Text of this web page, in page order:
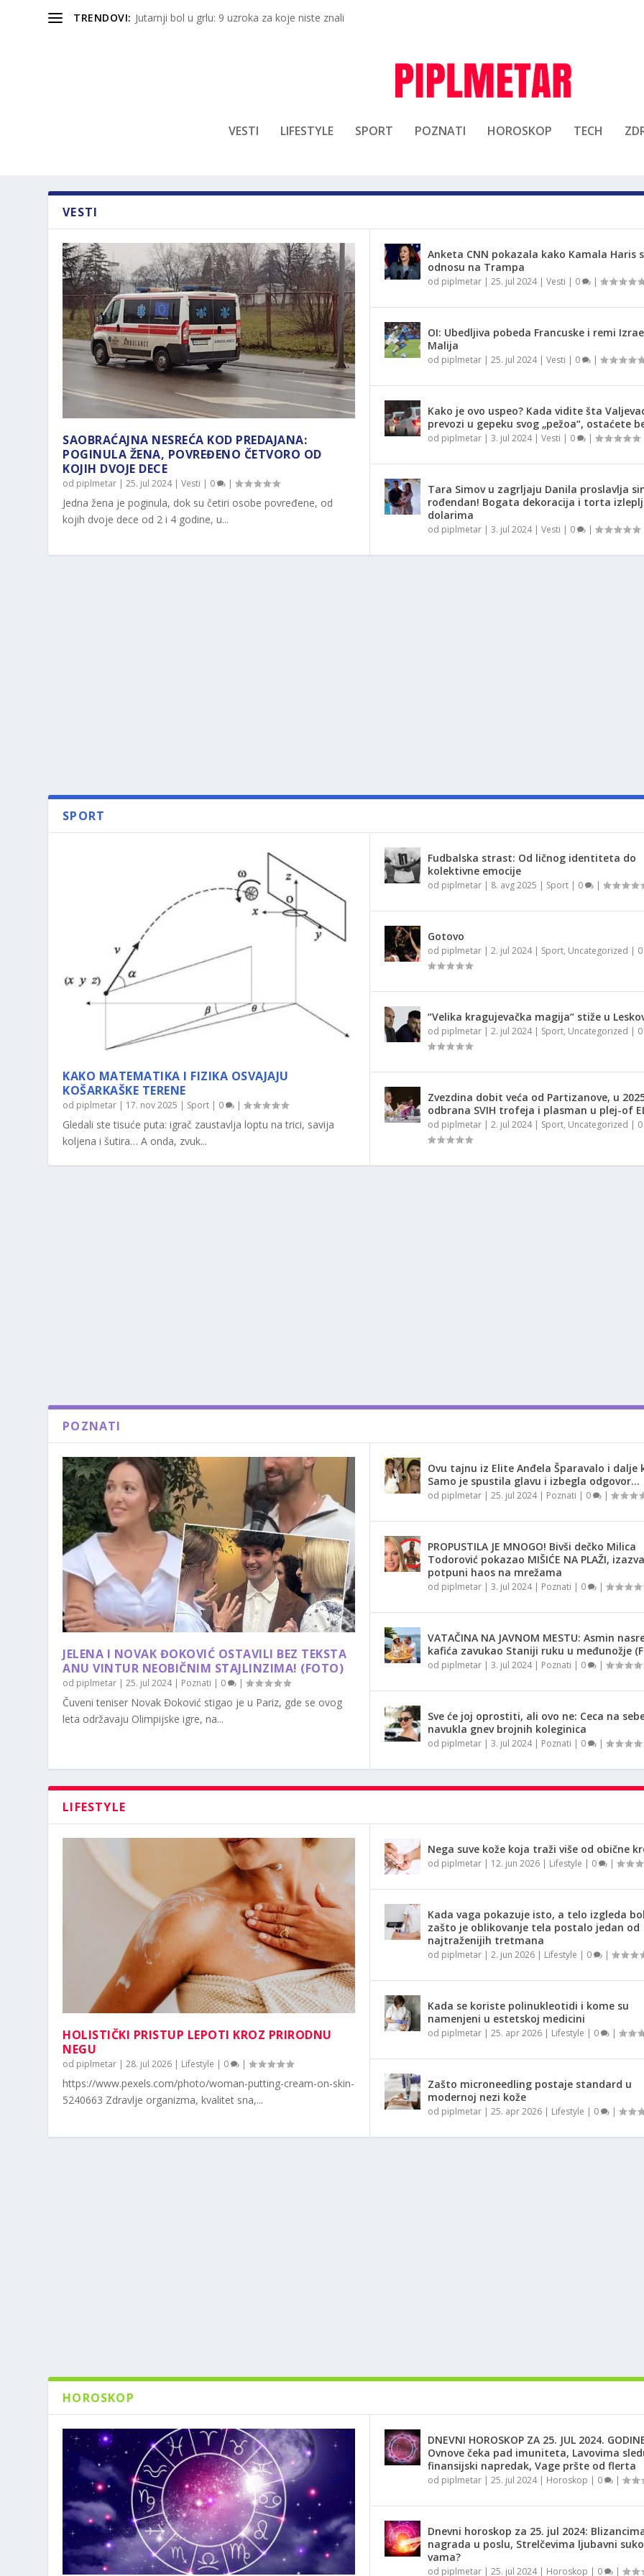
TRENDOVI: Jutarnji bol u grlu: 9 uzroka za koje niste znali
VESTI LIFESTYLE SPORT POZNATI HOROSKOP TECH
VESTI
SAOBRAĆAJNA NESREĆA KOD PREDAJANA:
POGINULA ŽENA, POVREĐENO ČETVORO OD
KOJIH DVOJE DECE
od piplmetar |25. jul 2024|Vesti | 0 |
Jedna žena je poginula, dok su četiri osobe povređene, od
kojih dvoje dece od 2 i 4 godine, u...
Anketa CNN pokazala kako Kamala Haris
odnosu na Trampa
od piplmetar| 25. jul 2024| Vesti | 0 |
OI: Ubedljiva pobeda Francuske i remi
Malija
od piplmetar| 25. jul 2024| Vesti | 0 |
Kako je ovo uspeo? Kada vidite šta
prevozi u gepeku svog „pežoa“, ostaćete
od piplmetar| 3. jul 2024| Vesti | 0 |
Tara Simov u zagrljaju Danila proslavlja
rođendan! Bogata dekoracija i torta
dolarima
od piplmetar| 3. jul 2024| Vesti | 0 |
SPORT
KAKO MATEMATIKA I FIZIKA OSVAJAJU
KOŠARKAŠKE TERENE
od piplmetar | 17. nov 2025 | Sport | 0 |
Gledali ste tisuće puta: igrač zaustavlja loptu na trici, savija
koljena i šutira… A onda, zvuk...
Fudbalska strast: Od ličnog identiteta do
kolektivne emocije
od piplmetar| 8. avg 2025 | Sport| 0 |
Gotovo
od piplmetar| 2. jul 2024| Sport, Uncategorized | 0
“Velika kragujevačka magija“ stiže u
od piplmetar| 2. jul 2024| Sport, Uncategorized | 0
Zvezdina dobit veća od Partizanove, u
odbrana SVIH trofeja i plasman u plej-of
od piplmetar| 2. jul 2024| Sport, Uncategorized | 0
POZNATI
JELENA I NOVAK ĐOKOVIĆ OSTAVILI BEZ TEKSTA
ANU VINTUR NEOBIČNIM STAJLINZIMA! (FOTO)
od piplmetar |25. jul 2024| Poznati | 0 |
Čuveni teniser Novak Đoković stigao je u Pariz, gde se ovog
leta održavaju Olimpijske igre, na...
Ovu tajnu iz Elite Anđela Šparavalo i dalje
Samo je spustila glavu i izbegla odgovor…
od piplmetar| 25. jul 2024| Poznati | 0 |
PROPUSTILA JE MNOGO! Bivši dečko Milica
Todorović pokazao MIŠIĆE NA PLAŽI,
potpuni haos na mrežama
od piplmetar| 3. jul 2024| Poznati | 0 |
VATAČINA NA JAVNOM MESTU: Asmin
kafića zavukao Staniji ruku u međunožje
od piplmetar| 3. jul 2024| Poznati | 0 |
Sve će joj oprostiti, ali ovo ne: Ceca na
navukla gnev brojnih koleginica
od piplmetar| 3. jul 2024| Poznati | 0 |
LIFESTYLE
HOLISTIČKI PRISTUP LEPOTI KROZ PRIRODNU
NEGU
od piplmetar |28. jul 2026 | Lifestyle | 0 |
https://www.pexels.com/photo/woman-putting-cream-on-skin-
5240663 Zdravlje organizma, kvalitet sna,...
Nega suve kože koja traži više od obične
od piplmetar| 12. jun 2026| Lifestyle | 0 |
Kada vaga pokazuje isto, a telo izgleda
zašto je oblikovanje tela postalo jedan od
najtraženijih tretmana
od piplmetar| 2. jun 2026| Lifestyle | 0 |
Kada se koriste polinukleotidi i kome su
namenjeni u estetskoj medicini
od piplmetar| 25. apr 2026| Lifestyle | 0 |
Zašto microneedling postaje standard u
modernoj nezi kože
od piplmetar| 25. apr 2026| Lifestyle | 0 |
HOROSKOP
DNEVNI HOROSKOP ZA 25. JUL 2024.
Ovnove čeka pad imuniteta, Lavovima
finansijski napredak, Vage pršte od flerta
od piplmetar| 25. jul 2024| Horoskop | 0 |
Dnevni horoskop za 25. jul 2024:
nagrada u poslu, Strelčevima ljubavni
vama?
od piplmetar| 25. jul 2024| Horoskop | 0 |